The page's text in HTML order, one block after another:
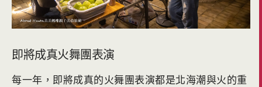
即將成真火舞團表演
每一年，即將成真的火舞團表演都是北海潮與火的重